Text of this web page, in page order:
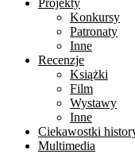
Projekty
Konkursy
Patronaty
Inne
Recenzje
Książki
Film
Wystawy
Inne
Ciekawostki
Multimedia